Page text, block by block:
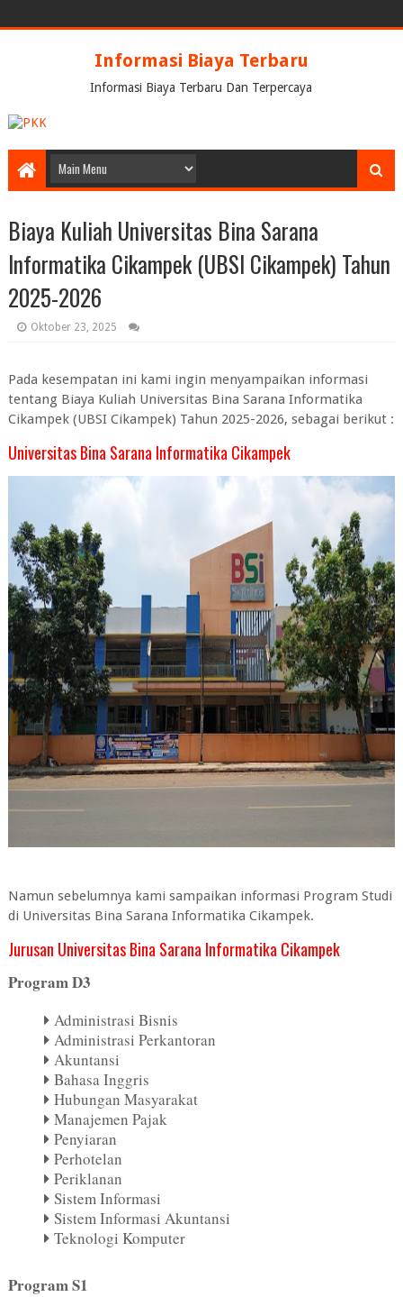
Informasi Biaya Terbaru
Informasi Biaya Terbaru Dan Terpercaya
Biaya Kuliah Universitas Bina Sarana
Informatika Cikampek (UBSI Cikampek) Tahun
2025-2026
Oktober 23, 2025
Pada kesempatan ini kami ingin menyampaikan informasi
tentang Biaya Kuliah Universitas Bina Sarana Informatika
Cikampek (UBSI Cikampek) Tahun 2025-2026, sebagai berikut :
Universitas Bina Sarana Informatika Cikampek
Namun sebelumnya kami sampaikan informasi Program Studi
di Universitas Bina Sarana Informatika Cikampek.
Jurusan Universitas Bina Sarana Informatika Cikampek
Program D3
Administrasi Bisnis
Administrasi Perkantoran
Akuntansi
Bahasa Inggris
Hubungan Masyarakat
Manajemen Pajak
Penyiaran
Perhotelan
Periklanan
Sistem Informasi
Sistem Informasi Akuntansi
Teknologi Komputer
Program S1